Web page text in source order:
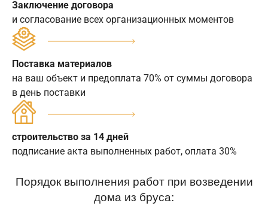
Заключение договора
и согласование всех организационных моментов
Поставка материалов
на ваш объект и предоплата 70% от суммы договора
в день поставки
строительство за 14 дней
подписание акта выполненных работ, оплата 30%
Порядок выполнения работ при возведении
дома из бруса: